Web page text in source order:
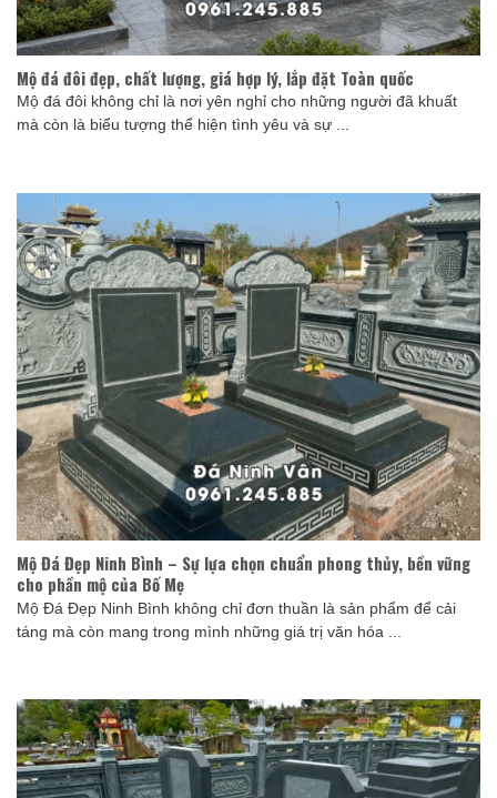
Mộ đá đôi đẹp, chất lượng, giá hợp lý, lắp đặt Toàn quốc
Mộ đá đôi không chỉ là nơi yên nghỉ cho những người đã khuất
mà còn là biểu tượng thể hiện tình yêu và sự ...
Mộ Đá Đẹp Ninh Bình – Sự lựa chọn chuẩn phong thủy, bền vững
cho phần mộ của Bố Mẹ
Mộ Đá Đẹp Ninh Bình không chỉ đơn thuần là sản phẩm để cải
táng mà còn mang trong mình những giá trị văn hóa ...